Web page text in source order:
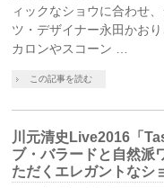
ィックなショウに合わせ
ツ・デザイナー永田かお
カロンやスコーン …
この記事を読む
川元清史Live2016「
ブ・バラードと自然派
ただくエレガントなシ